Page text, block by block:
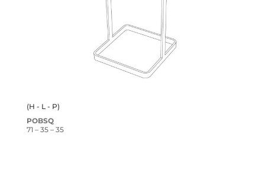
(H - L - P)
POBSQ
71 – 35 – 35